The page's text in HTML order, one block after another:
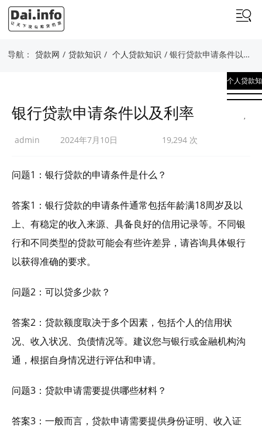
导航： 贷款网 / 贷款知识 / 个人贷款知识 / 银行贷款申请条件以及利率
个人贷款知
识
,
银行贷款申请条件以及利率
admin 2024年7月10日 19,294 次
问题1：银行贷款的申请条件是什么？
答案1：银行贷款的申请条件通常包括年龄满18周岁及以
上、有稳定的收入来源、具备良好的信用记录等。不同银
行和不同类型的贷款可能会有些许差异，请咨询具体银行
以获得准确的要求。
问题2：可以贷多少款？
答案2：贷款额度取决于多个因素，包括个人的信用状
况、收入状况、负债情况等。建议您与银行或金融机构沟
通，根据自身情况进行评估和申请。
问题3：贷款申请需要提供哪些材料？
答案3：一般而言，贷款申请需要提供身份证明、收入证